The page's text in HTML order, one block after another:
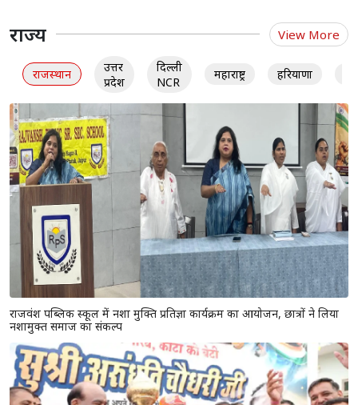
राज्य View More
राजस्थान
उत्तर
प्रदेश
दिल्ली
NCR
महाराष्ट्र हरियाणा
राजवंश पब्लिक स्कूल में नशा मुक्ति प्रतिज्ञा कार्यक्रम का आयोजन, छात्रों ने लिया
नशामुक्त समाज का संकल्प